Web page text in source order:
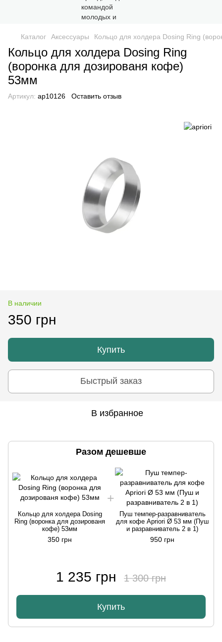
Каталог Аксессуары Кольцо для холдера Dosing Ring
Кольцо для холдера Dosing Ring
(воронка для дозированя кофе)
53мм
Артикул: ap10126 Оставить отзыв
В наличии
350 грн
Купить
Быстрый заказ
В избранное
Разом дешевше
Кольцо для холдера Dosing
Ring (воронка для дозированя
кофе) 53мм
350 грн
Пуш темпер-разравниватель
для кофе Apriori Ø 53 мм (Пуш
и разравниватель 2 в 1)
950 грн
1 235 грн 1 300 грн
Купить